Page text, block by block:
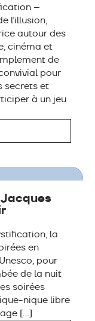
–
l’illusion,
autour des
cinéma et
de
pour
secrets et
à un jeu
la
en
pour
de la nuit
soirées
nique libre
[…]